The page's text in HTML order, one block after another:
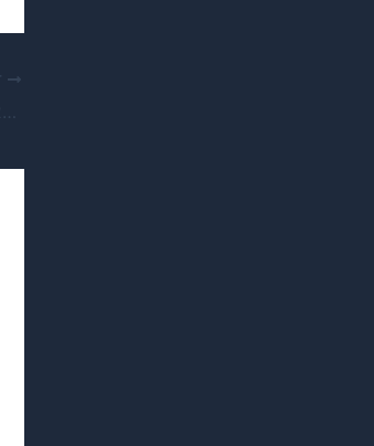
ปะยางใกล้ฉัน พิจิตร บริการปะยาง24ชม.